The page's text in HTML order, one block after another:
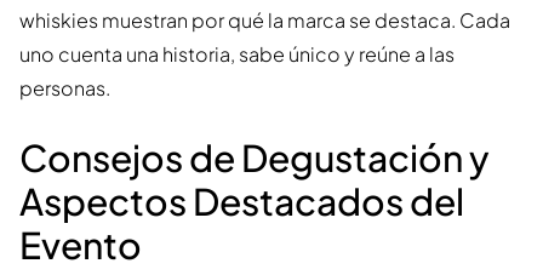
whiskies muestran por qué la marca se destaca. Cada
uno cuenta una historia, sabe único y reúne a las
personas.
Consejos de Degustación y
Aspectos Destacados del
Evento